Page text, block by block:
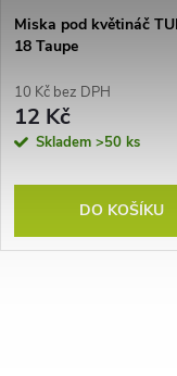
Miska pod květináč
18 Taupe
10 Kč bez DPH
12 Kč
Skladem >50 ks
DO KOŠÍKU